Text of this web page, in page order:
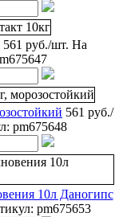
561 руб./шт. На
561 руб./
pm675648
10л Даногипс
pm675653